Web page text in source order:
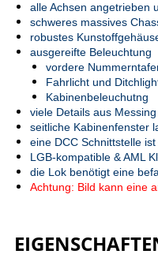
alle Achsen angetrieben
schweres massives
robustes
ausgereifte Beleuchtung
vordere
Fahrlicht und
Kabinenbeleuchutng
viele Details aus
seitliche Kabinenfenster
eine DCC Schnittstelle
LGB-kompatible & AML
die Lok benötigt eine
Achtung: Bild kann eine